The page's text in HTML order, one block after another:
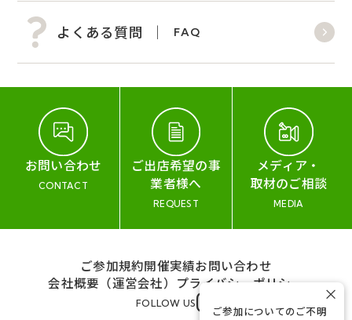
よくある質問 FAQ
お問い合わせ
CONTACT
ご出店希望の事
業者様へ
REQUEST
メディア・
取材のご相談
MEDIA
ご参加規約開催実績お問い合わせ
会社概要（運営会社） プライバシーポリシー
FOLLOW US
ご参加についてのご不明
×